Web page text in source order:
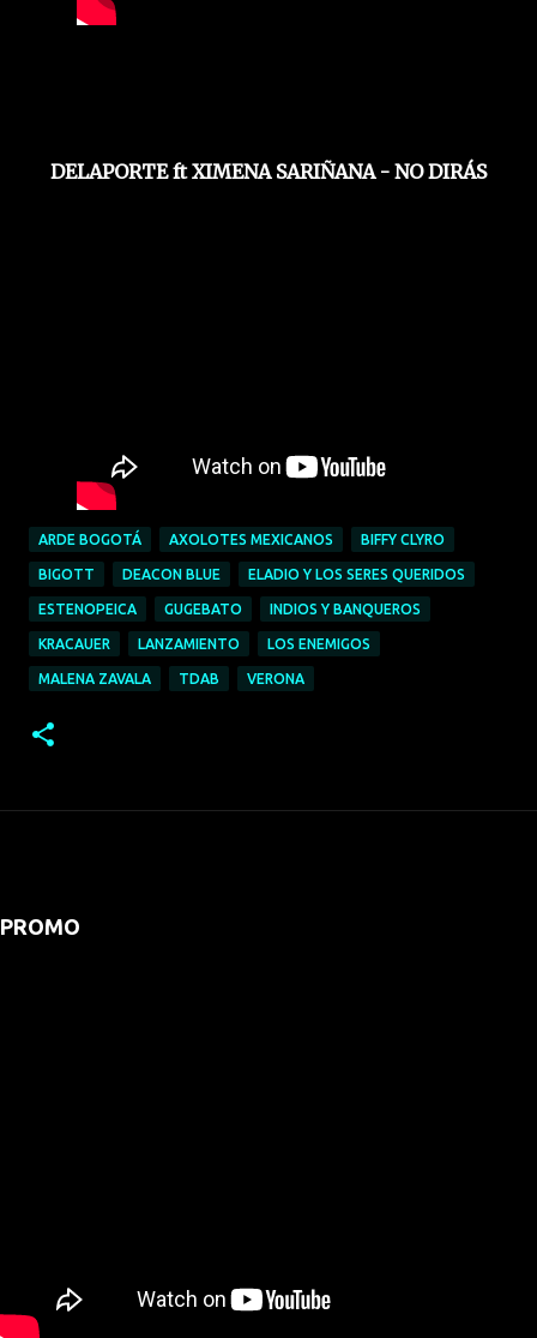
DELAPORTE ft XIMENA SARIÑANA - NO DIRÁS
ARDE BOGOTÁ AXOLOTES MEXICANOS BIFFY CLYRO
BIGOTT DEACON BLUE ELADIO Y LOS SERES QUERIDOS
ESTENOPEICA GUGEBATO INDIOS Y BANQUEROS
KRACAUER LANZAMIENTO LOS ENEMIGOS
MALENA ZAVALA TDAB VERONA
PROMO